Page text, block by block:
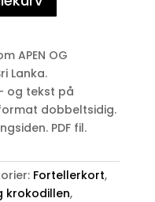
APEN OG
Lanka.
og tekst på
dobbeltsidig.
PDF fil.
Fortellerkort,
krokodillen,